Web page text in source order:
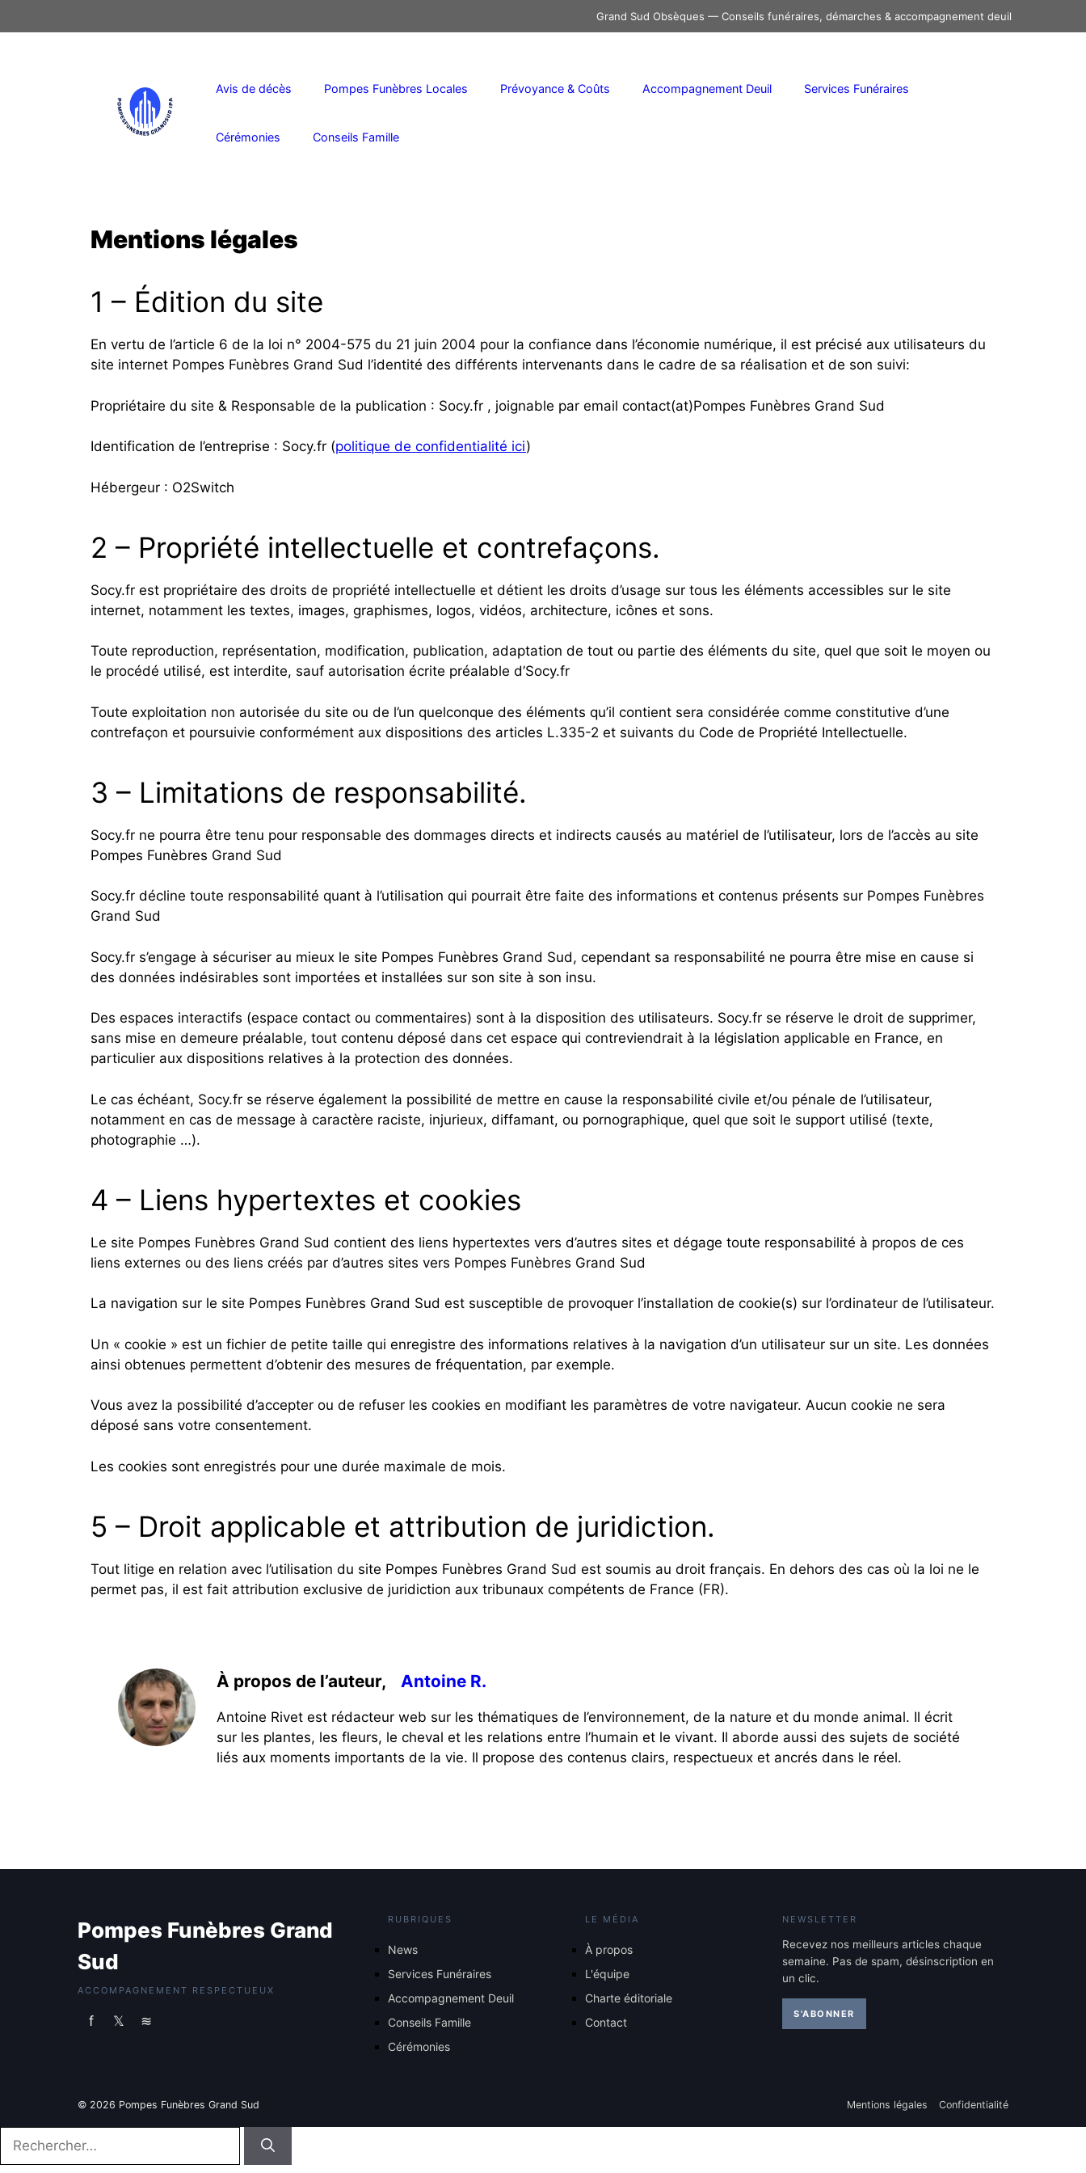
au
Grand Sud Obsèques — Conseils funéraires, démarches & accompagnement deuil
Avis de décès Pompes Funèbres Locales Prévoyance & Coûts Accompagnement Deuil Services Funéraires
Cérémonies Conseils Famille
Mentions légales
1 – Édition du site
En vertu de l’article 6 de la loi n° 2004-575 du 21 juin 2004 pour la confiance dans l’économie numérique, il est précisé aux utilisateurs du
site internet Pompes Funèbres Grand Sud l’identité des différents intervenants dans le cadre de sa réalisation et de son suivi:
Propriétaire du site & Responsable de la publication : Socy.fr , joignable par email contact(at)Pompes Funèbres Grand Sud
Identification de l’entreprise : Socy.fr (politique de confidentialité ici)
Hébergeur : O2Switch
2 – Propriété intellectuelle et contrefaçons.
Socy.fr est propriétaire des droits de propriété intellectuelle et détient les droits d’usage sur tous les éléments accessibles sur le site
internet, notamment les textes, images, graphismes, logos, vidéos, architecture, icônes et sons.
Toute reproduction, représentation, modification, publication, adaptation de tout ou partie des éléments du site, quel que soit le moyen ou
le procédé utilisé, est interdite, sauf autorisation écrite préalable d’Socy.fr
Toute exploitation non autorisée du site ou de l’un quelconque des éléments qu’il contient sera considérée comme constitutive d’une
contrefaçon et poursuivie conformément aux dispositions des articles L.335-2 et suivants du Code de Propriété Intellectuelle.
3 – Limitations de responsabilité.
Socy.fr ne pourra être tenu pour responsable des dommages directs et indirects causés au matériel de l’utilisateur, lors de l’accès au site
Pompes Funèbres Grand Sud
Socy.fr décline toute responsabilité quant à l’utilisation qui pourrait être faite des informations et contenus présents sur Pompes Funèbres
Grand Sud
Socy.fr s’engage à sécuriser au mieux le site Pompes Funèbres Grand Sud, cependant sa responsabilité ne pourra être mise en cause si
des données indésirables sont importées et installées sur son site à son insu.
Des espaces interactifs (espace contact ou commentaires) sont à la disposition des utilisateurs. Socy.fr se réserve le droit de supprimer,
sans mise en demeure préalable, tout contenu déposé dans cet espace qui contreviendrait à la législation applicable en France, en
particulier aux dispositions relatives à la protection des données.
Le cas échéant, Socy.fr se réserve également la possibilité de mettre en cause la responsabilité civile et/ou pénale de l’utilisateur,
notamment en cas de message à caractère raciste, injurieux, diffamant, ou pornographique, quel que soit le support utilisé (texte,
photographie …).
4 – Liens hypertextes et cookies
Le site Pompes Funèbres Grand Sud contient des liens hypertextes vers d’autres sites et dégage toute responsabilité à propos de ces
liens externes ou des liens créés par d’autres sites vers Pompes Funèbres Grand Sud
La navigation sur le site Pompes Funèbres Grand Sud est susceptible de provoquer l’installation de cookie(s) sur l’ordinateur de l’utilisateur.
Un « cookie » est un fichier de petite taille qui enregistre des informations relatives à la navigation d’un utilisateur sur un site. Les données
ainsi obtenues permettent d’obtenir des mesures de fréquentation, par exemple.
Vous avez la possibilité d’accepter ou de refuser les cookies en modifiant les paramètres de votre navigateur. Aucun cookie ne sera
déposé sans votre consentement.
Les cookies sont enregistrés pour une durée maximale de mois.
5 – Droit applicable et attribution de juridiction.
Tout litige en relation avec l’utilisation du site Pompes Funèbres Grand Sud est soumis au droit français. En dehors des cas où la loi ne le
permet pas, il est fait attribution exclusive de juridiction aux tribunaux compétents de France (FR).
À propos de l’auteur, Antoine R.
Antoine Rivet est rédacteur web sur les thématiques de l’environnement, de la nature et du monde animal. Il écrit
sur les plantes, les fleurs, le cheval et les relations entre l’humain et le vivant. Il aborde aussi des sujets de société
liés aux moments importants de la vie. Il propose des contenus clairs, respectueux et ancrés dans le réel.
Pompes Funèbres Grand
Sud
ACCOMPAGNEMENT RESPECTUEUX
f 𝕏 ≋
RUBRIQUES
News
Services Funéraires
Accompagnement Deuil
Conseils Famille
Cérémonies
LE MÉDIA
À propos
L'équipe
Charte éditoriale
Contact
NEWSLETTER
Recevez nos meilleurs articles chaque
semaine. Pas de spam, désinscription en
un clic.
S'ABONNER
© 2026 Pompes Funèbres Grand Sud Mentions légales Confidentialité